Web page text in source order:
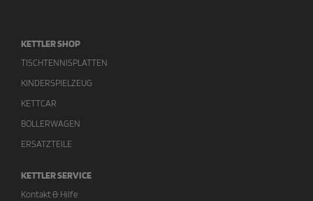
KETTLER SHOP
TISCHTENNISPLATTEN
KINDERSPIELZEUG
KETTCAR
BOLLERWAGEN
ERSATZTEILE
KETTLER SERVICE
Kontakt & Hilfe